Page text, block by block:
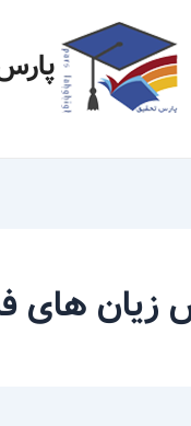
زیان های